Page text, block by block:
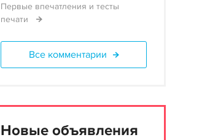
Первые впечатления и тесты
печати
Все комментарии
Новые объявления